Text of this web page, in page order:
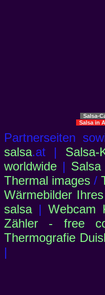
Salsa-
Salsa in
Partnerseiten
salsa.at | Salsa-
worldwide | Salsa
Thermal images /
Wärmebilder
salsa|Webcam
Zähler - free
Thermografie
|